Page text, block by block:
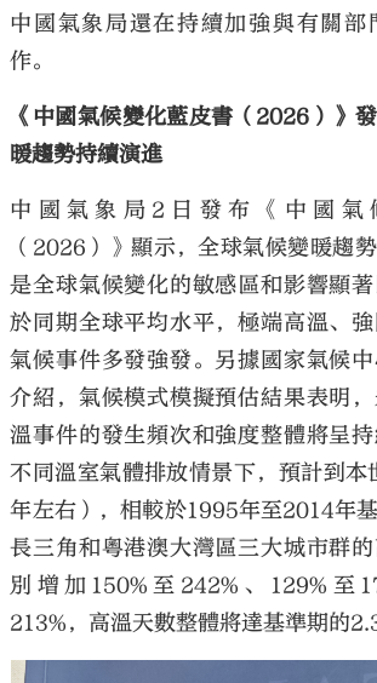
中國氣象局還在持續加強與有關部
作。
《中國氣候變化藍皮書（2026）》
暖趨勢持續演進
中國氣象局2日發布《中國氣
（2026）》顯示，全球氣候變暖趨
是全球氣候變化的敏感區和影響顯
於同期全球平均水平，極端高溫、
氣候事件多發強發。另據國家氣候
介紹，氣候模式模擬預估結果表明
溫事件的發生頻次和強度整體將呈
不同溫室氣體排放情景下，預計到
年左右），相較於1995年至2014年基
長三角和粵港澳大灣區三大城市群
別增加150%至242%、129%至
213%，高溫天數整體將達基準期的